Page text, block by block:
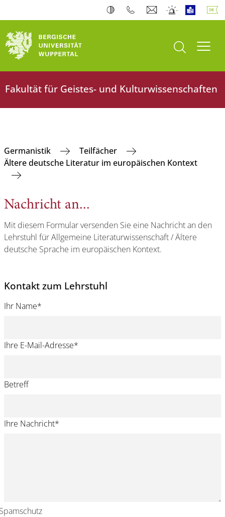
Suche öffnen
Fakultät für Geistes- und Kulturwissenschaften
Germanistik
Teilfächer
Ältere deutsche Literatur im europäischen Kontext
Nachricht an...
Mit diesem Formular versenden Sie eine Nachricht an den
Lehrstuhl für Allgemeine Literaturwissenschaft / Ältere
deutsche Sprache im europäischen Kontext.
Kontakt zum Lehrstuhl
Ihr Name*
Ihre E-Mail-Adresse*
Betreff
Ihre Nachricht*